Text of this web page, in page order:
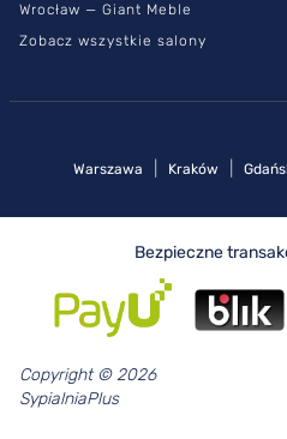
Wrocław — Giant Meble
Zobacz wszystkie salony
Warszawa Kraków
Bezpieczne
Copyright © 2026
SypialniaPlus